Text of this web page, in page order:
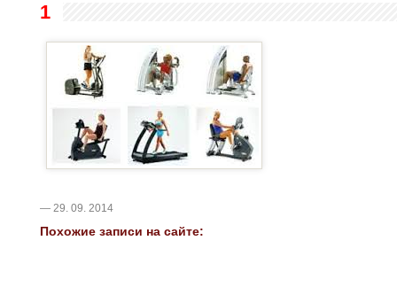
1
— 29. 09. 2014
Похожие записи на сайте: